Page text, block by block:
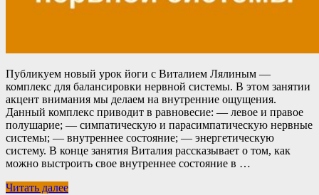
Публикуем новый урок йоги с Виталием Лялиным —
комплекс для балансировки нервной системы. В этом занятии
акцент внимания мы делаем на внутренние ощущения.
Данный комплекс приводит в равновесие: — левое и правое
полушарие; — симпатическую и парасимпатическую нервные
системы; — внутреннее состояние; — энергетическую
систему. В конце занятия Виталия рассказывает о том, как
можно выстроить свое внутреннее состояние в …
Читать далее